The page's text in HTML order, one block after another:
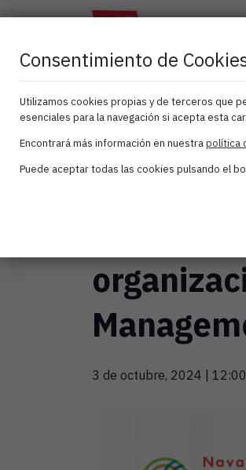
« Todos los Eventos
Este evento ha pasado.
3 de octubre, 2024 | 12:00
Consentimiento de
Utilizamos cookies propias y de terceros que
esenciales para la navegación si acepta esta
Encontrará más información en nuestrapolítica
Puede aceptar todas las cookies pulsando el